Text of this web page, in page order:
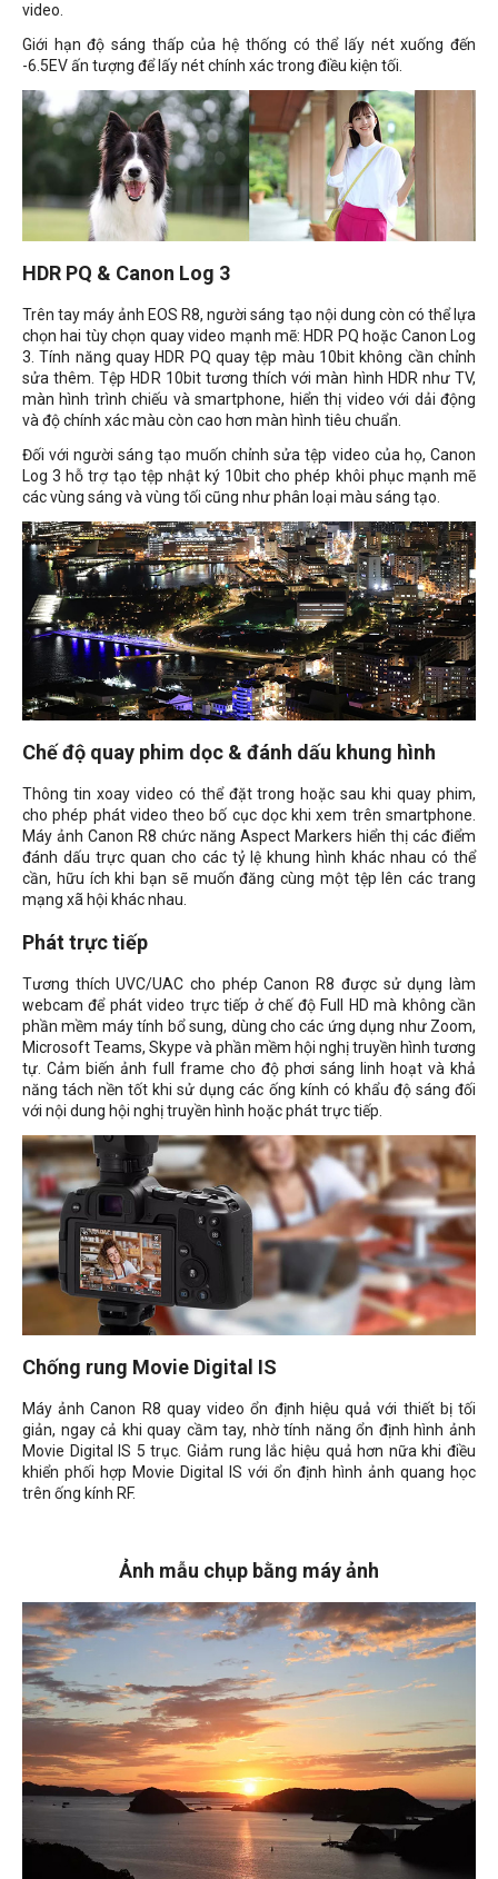
video.
Giới hạn độ sáng thấp của hệ thống có thể lấy nét xuống đến
-6.5EV ấn tượng để lấy nét chính xác trong điều kiện tối.
HDR PQ & Canon Log 3
Trên tay máy ảnh EOS R8, người sáng tạo nội dung còn có thể lựa
chọn hai tùy chọn quay video mạnh mẽ: HDR PQ hoặc Canon Log
3. Tính năng quay HDR PQ quay tệp màu 10bit không cần chỉnh
sửa thêm. Tệp HDR 10bit tương thích với màn hình HDR như TV,
màn hình trình chiếu và smartphone, hiển thị video với dải động
và độ chính xác màu còn cao hơn màn hình tiêu chuẩn.
Đối với người sáng tạo muốn chỉnh sửa tệp video của họ, Canon
Log 3 hỗ trợ tạo tệp nhật ký 10bit cho phép khôi phục mạnh mẽ
các vùng sáng và vùng tối cũng như phân loại màu sáng tạo.
Chế độ quay phim dọc & đánh dấu khung hình
Thông tin xoay video có thể đặt trong hoặc sau khi quay phim,
cho phép phát video theo bố cục dọc khi xem trên smartphone.
Máy ảnh Canon R8 chức năng Aspect Markers hiển thị các điểm
đánh dấu trực quan cho các tỷ lệ khung hình khác nhau có thể
cần, hữu ích khi bạn sẽ muốn đăng cùng một tệp lên các trang
mạng xã hội khác nhau.
Phát trực tiếp
Tương thích UVC/UAC cho phép Canon R8 được sử dụng làm
webcam để phát video trực tiếp ở chế độ Full HD mà không cần
phần mềm máy tính bổ sung, dùng cho các ứng dụng như Zoom,
Microsoft Teams, Skype và phần mềm hội nghị truyền hình tương
tự. Cảm biến ảnh full frame cho độ phơi sáng linh hoạt và khả
năng tách nền tốt khi sử dụng các ống kính có khẩu độ sáng đối
với nội dung hội nghị truyền hình hoặc phát trực tiếp.
Chống rung Movie Digital IS
Máy ảnh Canon R8 quay video ổn định hiệu quả với thiết bị tối
giản, ngay cả khi quay cầm tay, nhờ tính năng ổn định hình ảnh
Movie Digital IS 5 trục. Giảm rung lắc hiệu quả hơn nữa khi điều
khiển phối hợp Movie Digital IS với ổn định hình ảnh quang học
trên ống kính RF.
Ảnh mẫu chụp bằng máy ảnh